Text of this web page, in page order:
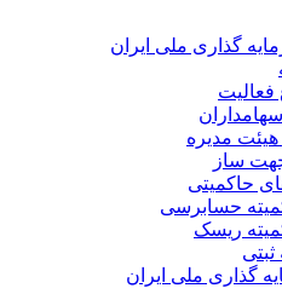
گذاری ملی ایران
مدیره
ساز
حاکمیتی
حسابرسی
ریسک
گذاری ملی ایران